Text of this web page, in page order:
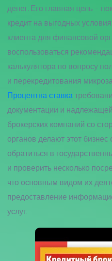
денег. Его главная цель –
кредит на выгодных
клиента для финансовой
воспользоваться
калькулятора по вопросу
и перекредитования
Процентна ставка
документации и
брокерских компаний со
органов делают этот
обратиться в
и проверить несколько
что основным видом их
предоставление
услуг.